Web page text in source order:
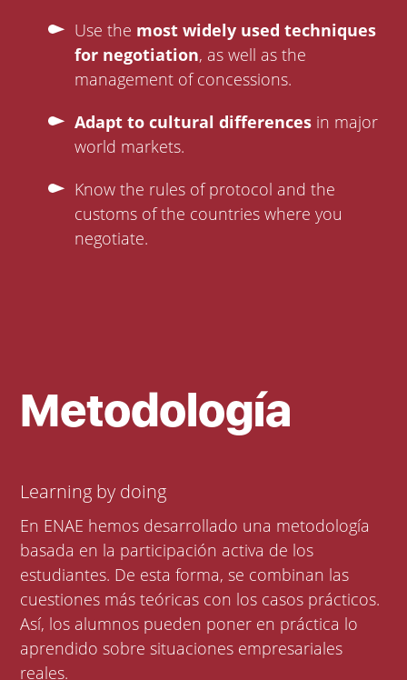
Use the most widely used techniques
for negotiation, as well as the
management of concessions.
Adapt to cultural differences in major
world markets.
Know the rules of protocol and the
customs of the countries where you
negotiate.
Metodología
Learning by doing
En ENAE hemos desarrollado una metodología
basada en la participación activa de los
estudiantes. De esta forma, se combinan las
cuestiones más teóricas con los casos prácticos.
Así, los alumnos pueden poner en práctica lo
aprendido sobre situaciones empresariales
reales.